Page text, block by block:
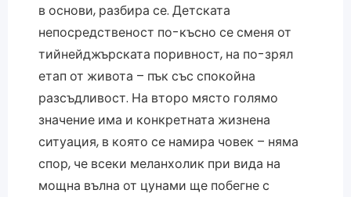
в основи, разбира се. Детската
непосредственост по-късно се сменя от
тийнейджърската поривност, на по-зрял
етап от живота – пък със спокойна
разсъдливост. На второ място голямо
значение има и конкретната жизнена
ситуация, в която се намира човек – няма
спор, че всеки меланхолик при вида на
мощна вълна от цунами ще побегне с